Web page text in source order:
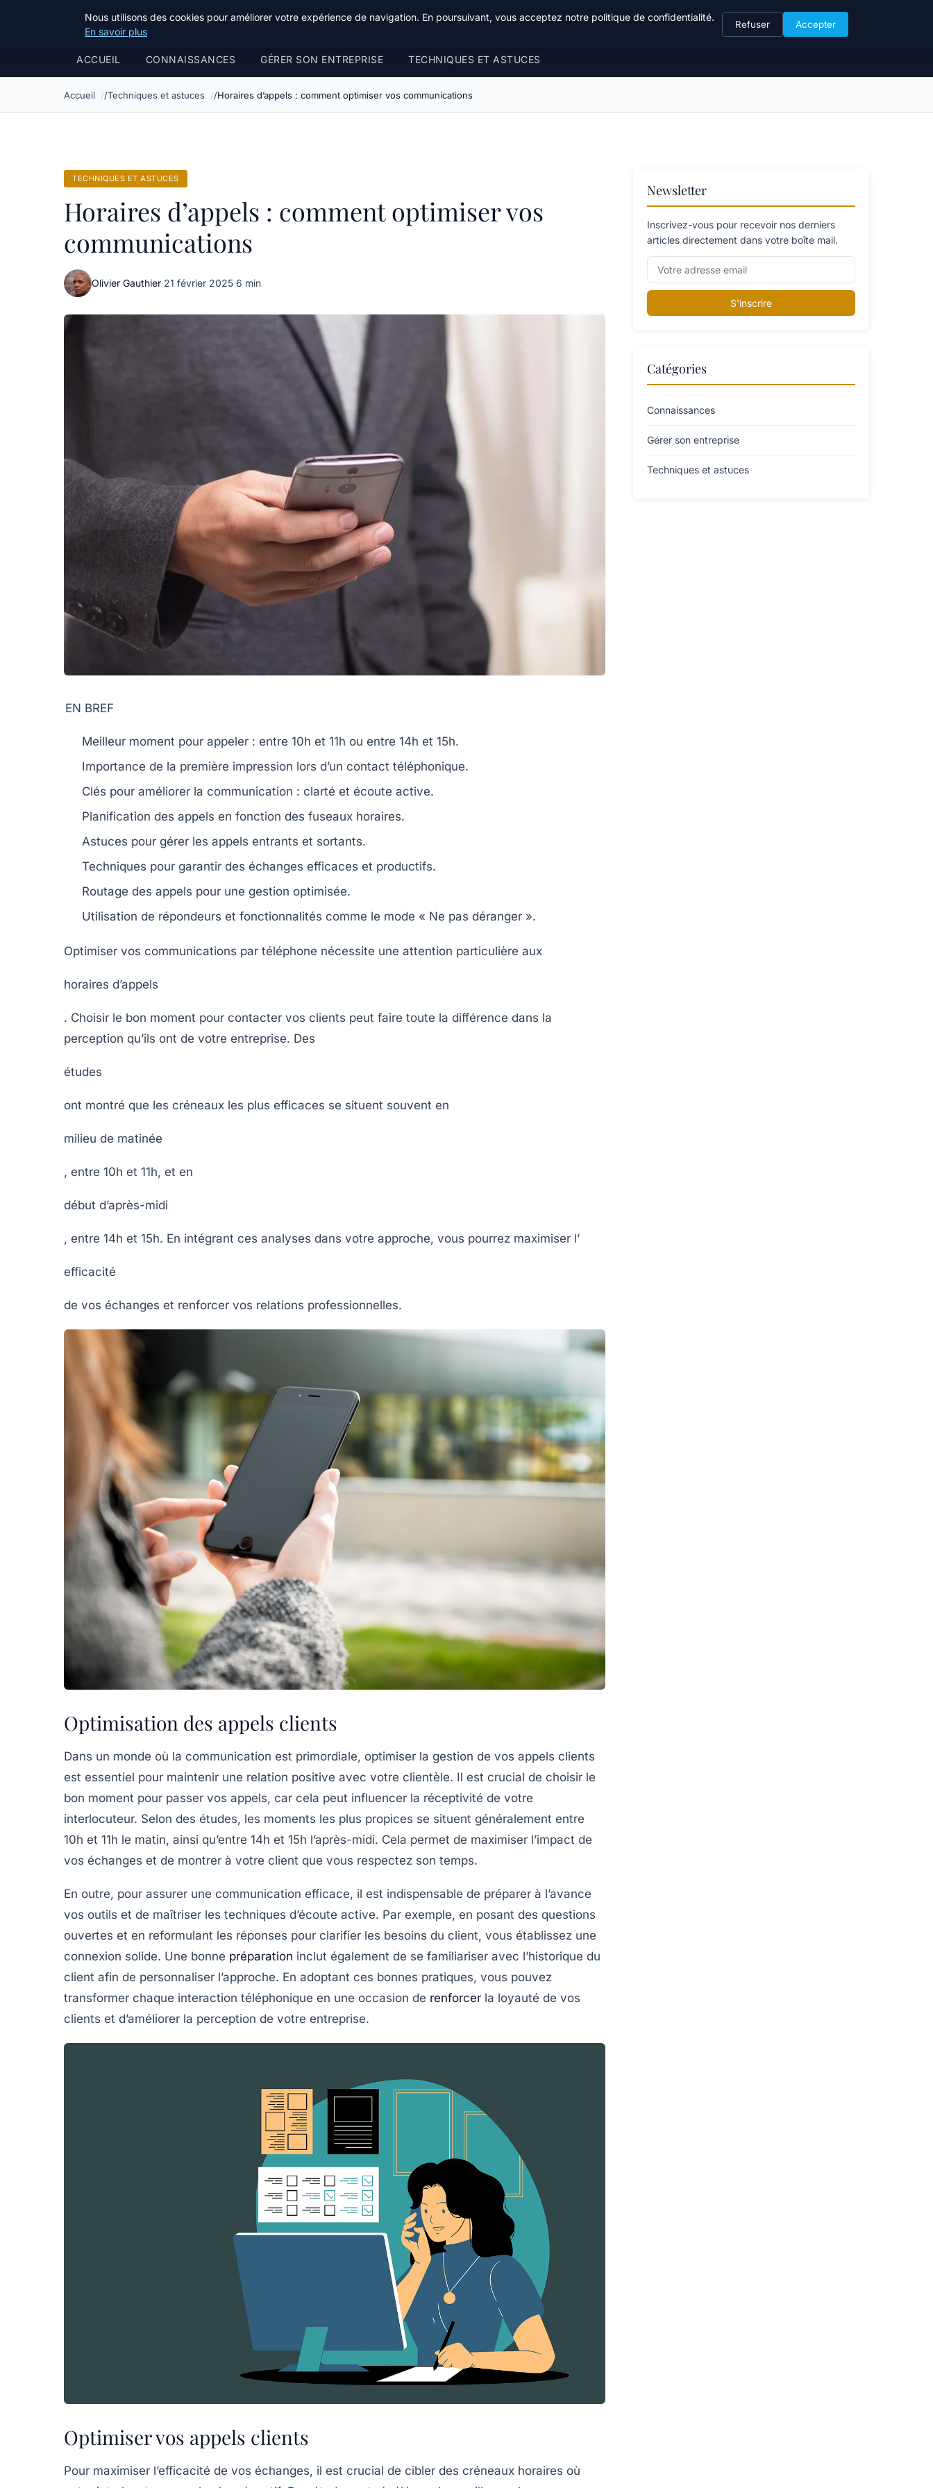
Bible Telemarketing
ACCUEIL CONNAISSANCES GÉRER SON ENTREPRISE TECHNIQUES ET ASTUCES
Accueil Techniques et astuces Horaires d’appels : comment optimiser vos communications
TECHNIQUES ET ASTUCES
Horaires d’appels : comment optimiser vos
communications
Olivier Gauthier·21 février 2025·6 min
EN BREF
Meilleur moment pour appeler : entre 10h et 11h ou entre 14h et 15h.
Importance de la première impression lors d’un contact téléphonique.
Clés pour améliorer la communication : clarté et écoute active.
Planification des appels en fonction des fuseaux horaires.
Astuces pour gérer les appels entrants et sortants.
Techniques pour garantir des échanges efficaces et productifs.
Routage des appels pour une gestion optimisée.
Utilisation de répondeurs et fonctionnalités comme le mode « Ne pas déranger ».
Optimiser vos communications par téléphone nécessite une attention particulière aux
horaires d’appels
. Choisir le bon moment pour contacter vos clients peut faire toute la différence dans la
perception qu’ils ont de votre entreprise. Des
études
ont montré que les créneaux les plus efficaces se situent souvent en
milieu de matinée
, entre 10h et 11h, et en
début d’après-midi
, entre 14h et 15h. En intégrant ces analyses dans votre approche, vous pourrez maximiser l’
efficacité
de vos échanges et renforcer vos relations professionnelles.
Optimisation des appels clients
Dans un monde où la communication est primordiale, optimiser la gestion de vos appels clients
est essentiel pour maintenir une relation positive avec votre clientèle. Il est crucial de choisir le
bon moment pour passer vos appels, car cela peut influencer la réceptivité de votre
interlocuteur. Selon des études, les moments les plus propices se situent généralement entre
10h et 11h le matin, ainsi qu’entre 14h et 15h l’après-midi. Cela permet de maximiser l’impact de
vos échanges et de montrer à votre client que vous respectez son temps.
En outre, pour assurer une communication efficace, il est indispensable de préparer à l’avance
vos outils et de maîtriser les techniques d’écoute active. Par exemple, en posant des questions
ouvertes et en reformulant les réponses pour clarifier les besoins du client, vous établissez une
connexion solide. Une bonne préparation inclut également de se familiariser avec l’historique du
client afin de personnaliser l’approche. En adoptant ces bonnes pratiques, vous pouvez
transformer chaque interaction téléphonique en une occasion de renforcer la loyauté de vos
clients et d’améliorer la perception de votre entreprise.
Optimiser vos appels clients
Pour maximiser l’efficacité de vos échanges, il est crucial de cibler des créneaux horaires où
Newsletter
Inscrivez-vous pour recevoir nos derniers
articles directement dans votre boîte mail.
S'inscrire
Catégories
Connaissances
Gérer son entreprise
Techniques et astuces
Nous utilisons des cookies pour améliorer votre expérience de navigation. En poursuivant, vous acceptez notre politique de confidentialité.
En savoir plus
Refuser Accepter